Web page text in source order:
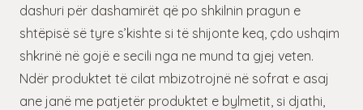
dashuri për dashamirët që po shkilnin pragun e
shtëpisë së tyre s’kishte si të shijonte keq, çdo ushqim
shkrinë në gojë e secili nga ne mund ta gjej veten.
Ndër produktet të cilat mbizotrojnë në sofrat e asaj
ane janë me patjetër produktet e bylmetit, si djathi,